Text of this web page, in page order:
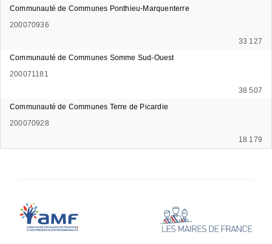
Communauté de Communes Ponthieu-Marquenterre
200070936
33 127
Communauté de Communes Somme Sud-Ouest
200071181
38 507
Communauté de Communes Terre de Picardie
200070928
18 179